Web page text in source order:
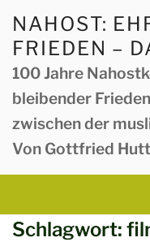
Inhalt
springen
NAHOST:
FRIEDEN –
100 Jahre
bleibender
zwischen der
Von Gottfried
Schlagwort: